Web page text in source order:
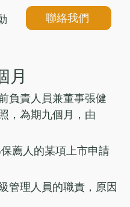
聯絡我們
月
負責人員兼董事張健
，為期九個月，由
薦人的某項上市申請
管理人員的職責，原因